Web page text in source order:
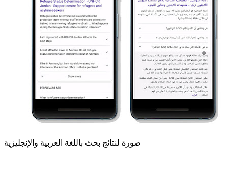
صورة لنتائج بحث باللغة العربية والإنجليزية